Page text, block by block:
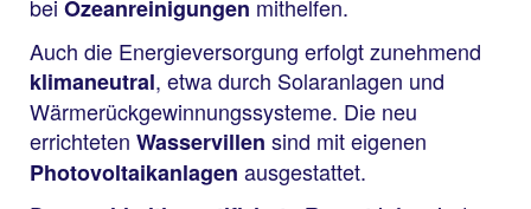
bei Ozeanreinigungen mithelfen.
Auch die Energieversorgung erfolgt zunehmend
klimaneutral, etwa durch Solaranlagen und
Wärmerückgewinnungssysteme. Die neu
errichteten Wasservillen sind mit eigenen
Photovoltaikanlagen ausgestattet.